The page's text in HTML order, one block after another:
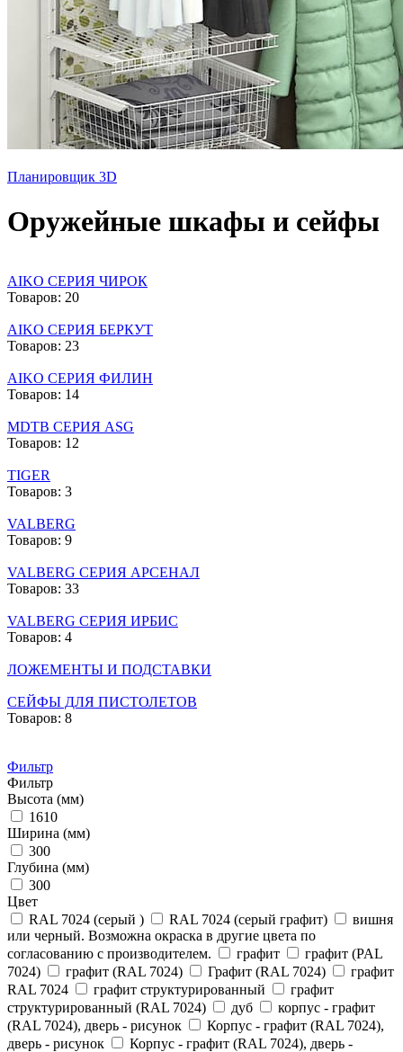
Планировщик 3D
Оружейные шкафы и сейфы
AIKO СЕРИЯ ЧИРОК
Товаров: 20
AIKO СЕРИЯ БЕРКУТ
Товаров: 23
AIKO СЕРИЯ ФИЛИН
Товаров: 14
MDTB СЕРИЯ ASG
Товаров: 12
TIGER
Товаров: 3
VALBERG
Товаров: 9
VALBERG СЕРИЯ АРСЕНАЛ
Товаров: 33
VALBERG СЕРИЯ ИРБИС
Товаров: 4
ЛОЖЕМЕНТЫ И ПОДСТАВКИ
СЕЙФЫ ДЛЯ ПИСТОЛЕТОВ
Товаров: 8
Фильтр
Фильтр
Высота (мм)
1610
Ширина (мм)
300
Глубина (мм)
300
Цвет
RAL 7024 (серый )
RAL 7024 (серый графит)
вишня
или черный. Возможна окраска в другие цвета по
согласованию с производителем.
графит
графит (PAL
7024)
графит (RAL 7024) Графит (RAL 7024)
графит
RAL 7024
графит структурированный
графит
структурированный (RAL 7024)
дуб
корпус - графит
(RAL 7024), дверь - рисунок
Корпус - графит (RAL 7024),
дверь - рисунок
Корпус - графит (RAL 7024), дверь -